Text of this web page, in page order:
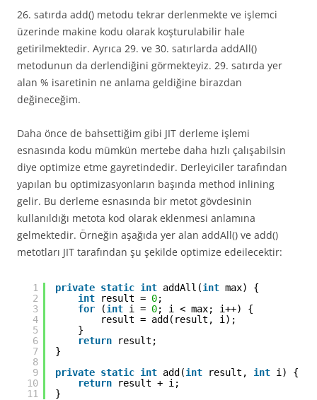
26. satırda add() metodu tekrar derlenmekte ve işlemci
üzerinde makine kodu olarak koşturulabilir hale
getirilmektedir. Ayrıca 29. ve 30. satırlarda addAll()
metodunun da derlendiğini görmekteyiz. 29. satırda yer
alan % isaretinin ne anlama geldiğine birazdan
değineceğim.
Daha önce de bahsettiğim gibi JIT derleme işlemi
esnasında kodu mümkün mertebe daha hızlı çalışabilsin
diye optimize etme gayretindedir. Derleyiciler tarafından
yapılan bu optimizasyonların başında method inlining
gelir. Bu derleme esnasında bir metot gövdesinin
kullanıldığı metota kod olarak eklenmesi anlamına
gelmektedir. Örneğin aşağıda yer alan addAll() ve add()
metotları JIT tarafından şu şekilde optimize edeilecektir:
1
2
3
4
5
6
7
8
9
10
11
private static int addAll(int max) {
int
result = 0;
for
(int i = 0; i < max; i++) {
result = add(result, i);
}
return
result;
}
private static int add(int result, int i) {
return
result + i;
}